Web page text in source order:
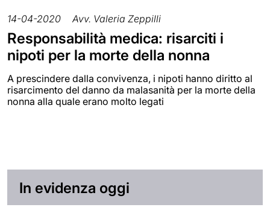
14-04-2020 Avv. Valeria Zeppilli
Responsabilità medica: risarciti i
nipoti per la morte della nonna
A prescindere dalla convivenza, i nipoti hanno diritto al
risarcimento del danno da malasanità per la morte della
nonna alla quale erano molto legati
In evidenza oggi